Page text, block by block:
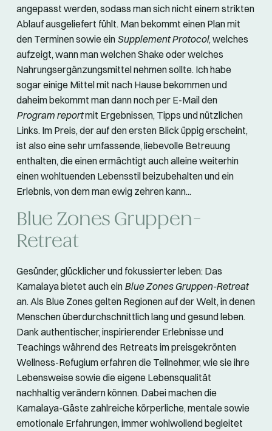
angepasst werden, sodass man sich nicht einem strikten
Ablauf ausgeliefert fühlt. Man bekommt einen Plan mit
den Terminen sowie ein Supplement Protocol, welches
aufzeigt, wann man welchen Shake oder welches
Nahrungsergänzungsmittel nehmen sollte. Ich habe
sogar einige Mittel mit nach Hause bekommen und
daheim bekommt man dann noch per E-Mail den
Program reportmit Ergebnissen, Tipps und nützlichen
Links. Im Preis, der auf den ersten Blick üppig erscheint,
ist also eine sehr umfassende, liebevolle Betreuung
enthalten, die einen ermächtigt auch alleine weiterhin
einen wohltuenden Lebensstil beizubehalten und ein
Erlebnis, von dem man ewig zehren kann...
Blue Zones Gruppen-
Retreat
Gesünder, glücklicher und fokussierter leben: Das
Kamalaya bietet auch ein Blue Zones Gruppen-Retreat
an. Als Blue Zones gelten Regionen auf der Welt, in denen
Menschen überdurchschnittlich lang und gesund leben.
Dank authentischer, inspirierender Erlebnisse und
Teachings während des Retreats im preisgekrönten
Wellness-Refugium erfahren die Teilnehmer, wie sie ihre
Lebensweise sowie die eigene Lebensqualität
nachhaltig verändern können. Dabei machen die
Kamalaya-Gäste zahlreiche körperliche, mentale sowie
emotionale Erfahrungen, immer wohlwollend begleitet